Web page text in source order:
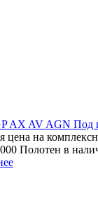
AX AV AGN Под
на
Полотен в